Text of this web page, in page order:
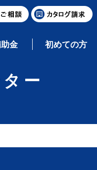
金 初めての方
ー